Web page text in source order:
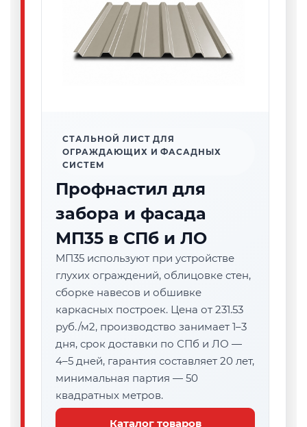
СТАЛЬНОЙ ЛИСТ ДЛЯ
ОГРАЖДАЮЩИХ И ФАСАДНЫХ
СИСТЕМ
Профнастил для
забора и фасада
МП35 в СПб и ЛО
МП35 используют при устройстве
глухих ограждений, облицовке стен,
сборке навесов и обшивке
каркасных построек. Цена от 231.53
руб./м2, производство занимает 1–3
дня, срок доставки по СПб и ЛО —
4–5 дней, гарантия составляет 20 лет,
минимальная партия — 50
квадратных метров.
Каталог товаров